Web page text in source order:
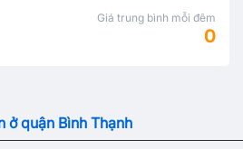
Giá trung bình mỗi đêm
0
ở quận Bình Thạnh